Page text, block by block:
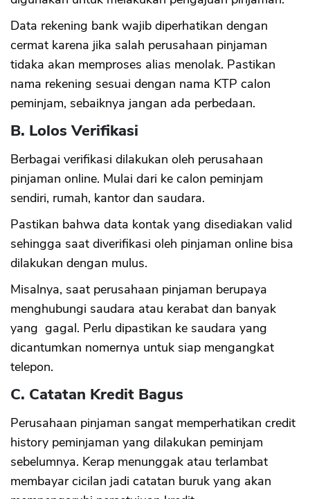
Data rekening bank wajib diperhatikan dengan
cermat karena jika salah perusahaan pinjaman
tidaka akan memproses alias menolak. Pastikan
nama rekening sesuai dengan nama KTP calon
peminjam, sebaiknya jangan ada perbedaan.
B. Lolos Verifikasi
Berbagai verifikasi dilakukan oleh perusahaan
pinjaman online. Mulai dari ke calon peminjam
sendiri, rumah, kantor dan saudara.
Pastikan bahwa data kontak yang disediakan valid
sehingga saat diverifikasi oleh pinjaman online bisa
dilakukan dengan mulus.
Misalnya, saat perusahaan pinjaman berupaya
menghubungi saudara atau kerabat dan banyak
yang gagal. Perlu dipastikan ke saudara yang
dicantumkan nomernya untuk siap mengangkat
telepon.
C. Catatan Kredit Bagus
Perusahaan pinjaman sangat memperhatikan credit
history peminjaman yang dilakukan peminjam
sebelumnya. Kerap menunggak atau terlambat
membayar cicilan jadi catatan buruk yang akan